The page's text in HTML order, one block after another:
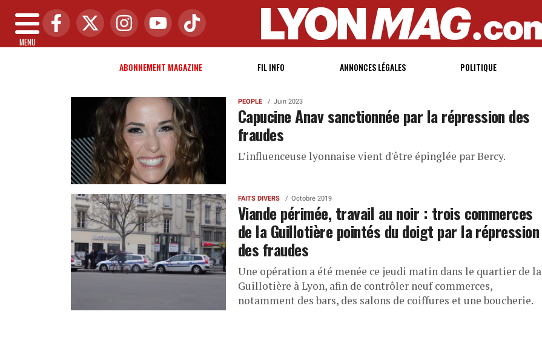
MENU
ABONNEMENT MAGAZINE FIL INFO ANNONCES LÉGALES POLITIQUE
PEOPLE Juin 2023
Capucine Anav sanctionnée par la répression des
fraudes
L’influenceuse lyonnaise vient d'être épinglée par Bercy.
FAITS DIVERS Octobre 2019
Viande périmée, travail au noir : trois commerces
de la Guillotière pointés du doigt par la répression
des fraudes
Une opération a été menée ce jeudi matin dans le quartier de la
Guillotière à Lyon, afin de contrôler neuf commerces,
notamment des bars, des salons de coiffures et une boucherie.